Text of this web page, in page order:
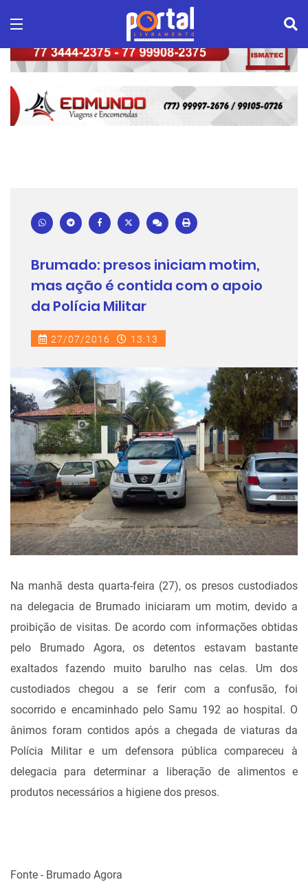
Brumado: presos iniciam motim,
mas ação é contida com o apoio
da Polícia Militar
27/07/2016 13:13
Na manhã desta quarta-feira (27), os presos custodiados
na delegacia de Brumado iniciaram um motim, devido a
proibição de visitas. De acordo com informações obtidas
pelo Brumado Agora, os detentos estavam bastante
exaltados fazendo muito barulho nas celas. Um dos
custodiados chegou a se ferir com a confusão, foi
socorrido e encaminhado pelo Samu 192 ao hospital. O
ânimos foram contidos após a chegada de viaturas da
Polícia Militar e um defensora pública compareceu à
delegacia para determinar a liberação de alimentos e
produtos necessários a higiene dos presos.
Fonte - Brumado Agora